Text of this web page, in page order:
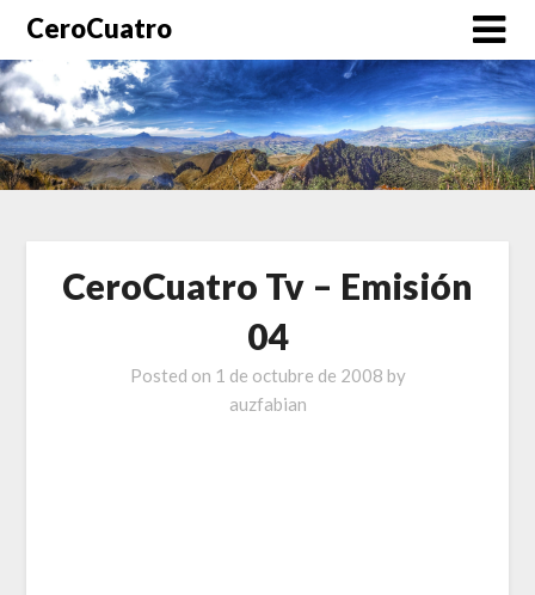
CeroCuatro
CeroCuatro Tv – Emisión
04
Posted on 1 de octubre de 2008 by
auzfabian